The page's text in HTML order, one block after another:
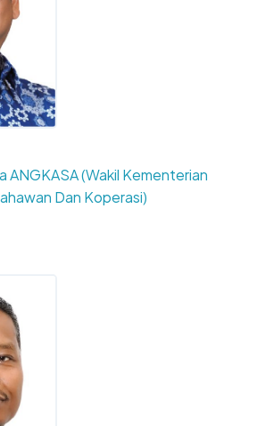
(Wakil Kementerian
Dan Koperasi)